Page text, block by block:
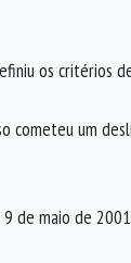
os critérios
cometeu um
de maio de